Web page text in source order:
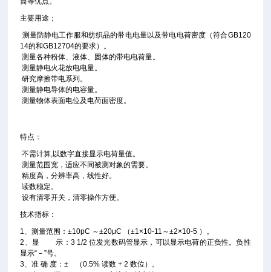
主要用途；
测量防静电工作服和纺织品的带电电量以及带电电荷密度（符合GB120
14的和GB12704的要求）。
测量各种粉体、液体、固体的带电电荷量。
测量静电火花放电电量。
研究摩擦带电系列。
测量静电导体的电容量。
测量物体表面电位及电荷面密度。
特点：
不需计算,以数字直接显示电荷量值。
测量范围宽，适应不同被测对象的需要。
精度高，分辨率高，线性好。
读数稳定。
设有清零开关，清零操作方便。
技术指标：
1、测量范围：±10pC ～±20μC （±1×10-11～±2×10-5 ）。
2、显 示：3 1/2 位发光数码管显示，可以显示电荷的正负性。负性
显示“－”号。
3、准 确 度：± （0.5% 读数 + 2 数位）。